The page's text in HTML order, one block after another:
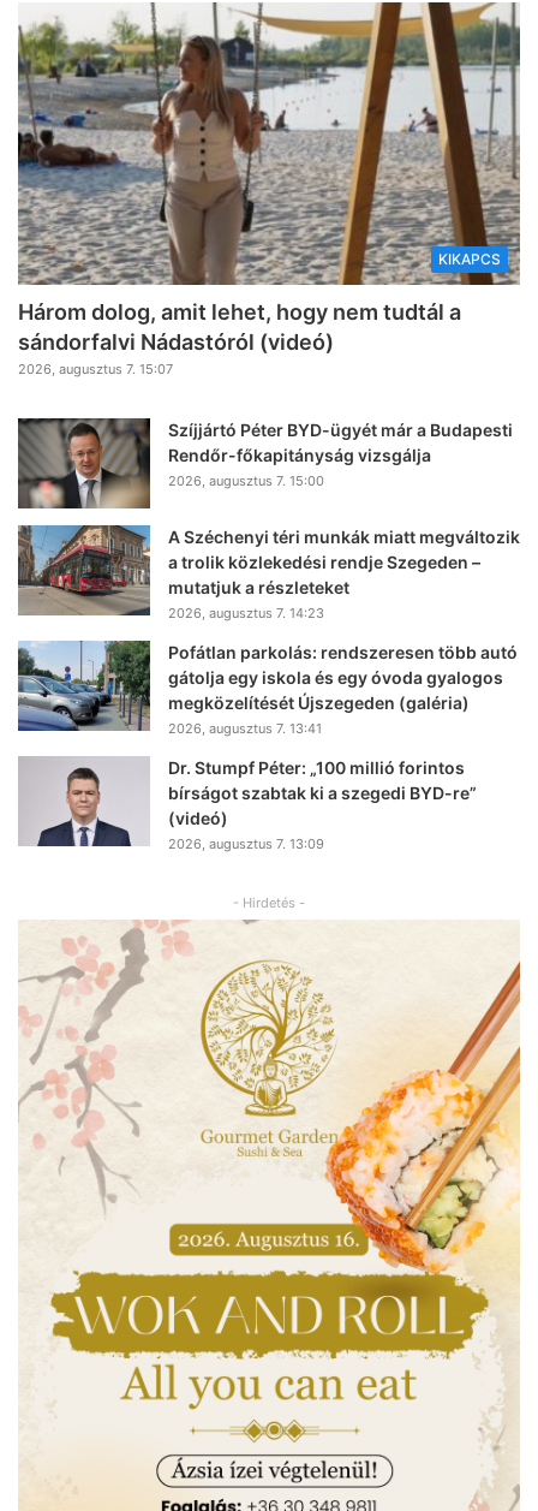
KIKAPCS
Három dolog, amit lehet, hogy nem tudtál a
sándorfalvi Nádastóról (videó)
2026, augusztus 7. 15:07
Szíjjártó Péter BYD-ügyét már a Budapesti
Rendőr-főkapitányság vizsgálja
2026, augusztus 7. 15:00
A Széchenyi téri munkák miatt megváltozik
a trolik közlekedési rendje Szegeden –
mutatjuk a részleteket
2026, augusztus 7. 14:23
Pofátlan parkolás: rendszeresen több autó
gátolja egy iskola és egy óvoda gyalogos
megközelítését Újszegeden (galéria)
2026, augusztus 7. 13:41
Dr. Stumpf Péter: „100 millió forintos
bírságot szabtak ki a szegedi BYD-re”
(videó)
2026, augusztus 7. 13:09
- Hirdetés -